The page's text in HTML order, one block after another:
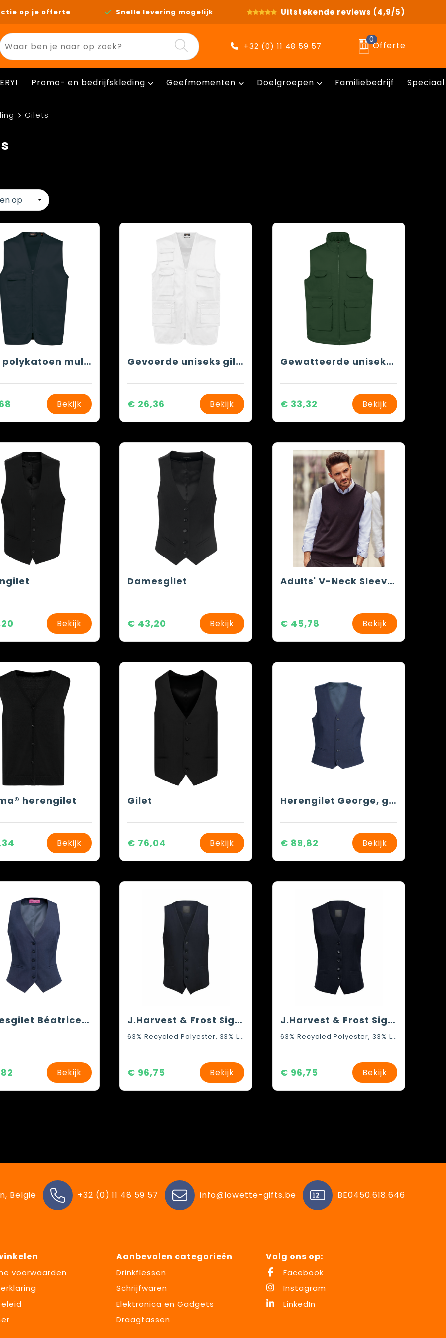
op je offerte Snelle levering mogelijk Uitstekende reviews (4,9/5)
+32 (0) 11 48 59 57
0
Offerte
Promo- en bedrijfskleding Geefmomenten Doelgroepen Familiebedrijf
Gilets
Gilet polykatoen multizakken
Bekijk
Gevoerde uniseks gilet van polykatoen multizakken
€ 26,36 Bekijk
Gewatteerde uniseks bodywarmer van polykatoen multizakken
€ 33,32 Bekijk
Bekijk
Damesgilet
€ 43,20 Bekijk
Adults' V-Neck Sleeveless Knitted Pullover
€ 45,78 Bekijk
herengilet
Bekijk
Gilet
€ 76,04 Bekijk
Herengilet George, getailleerde snit
€ 89,82 Bekijk
Damesgilet Béatrice, getailleerde snit
Bekijk
J.Harvest & Frost Signature Suit Vest
63% Recycled Polyester, 33% LENZING™ ECOVERO™ Viscose, 4% Elastane
€ 96,75 Bekijk
J.Harvest & Frost Signature Suit Vest Woman
63% Recycled Polyester, 33% LENZING™ ECOVERO™ Viscose, 4% Elastane
€ 96,75 Bekijk
België +32 (0) 11 48 59 57 info@lowette-gifts.be BE0450.618.646
voorwaarden
Aanbevolen categorieën
Drinkflessen
Schrijfwaren
Elektronica en Gadgets
Draagtassen
Volg ons op:
Facebook
Instagram
LinkedIn